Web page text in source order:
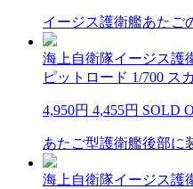
イージス護衛艦あたご
海上自衛隊イージス護
ピットロード 1/700 ス
4,950円 4,455円 SOLD
あたご型護衛艦後部に
海上自衛隊イージス護